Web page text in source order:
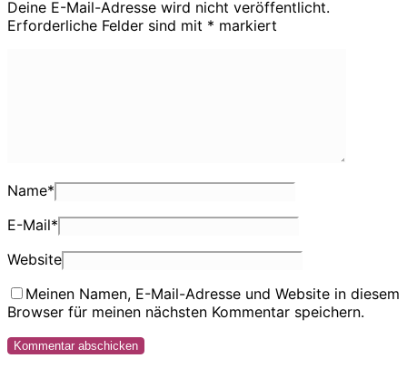
Deine E-Mail-Adresse wird nicht veröffentlicht.
Erforderliche Felder sind mit * markiert
Name*
E-Mail*
Website
Meinen Namen, E-Mail-Adresse und Website in diesem
Browser für meinen nächsten Kommentar speichern.